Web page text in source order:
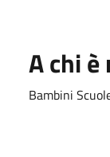
A chi
Bambini